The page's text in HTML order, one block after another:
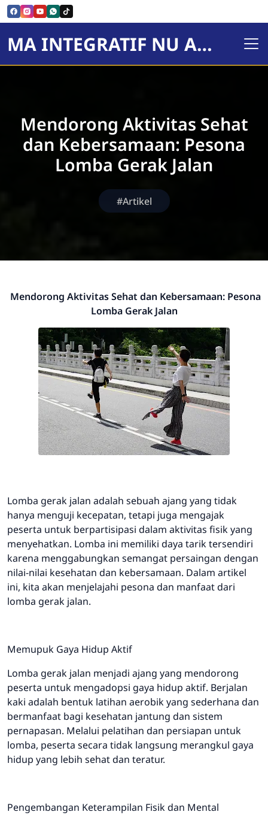
MA INTEGRATIF NU AL-HIKMAH
Mendorong Aktivitas Sehat
dan Kebersamaan: Pesona
Lomba Gerak Jalan
#Artikel
Mendorong Aktivitas Sehat dan Kebersamaan: Pesona
Lomba Gerak Jalan
Lomba gerak jalan adalah sebuah ajang yang tidak
hanya menguji kecepatan, tetapi juga mengajak
peserta untuk berpartisipasi dalam aktivitas fisik yang
menyehatkan. Lomba ini memiliki daya tarik tersendiri
karena menggabungkan semangat persaingan dengan
nilai-nilai kesehatan dan kebersamaan. Dalam artikel
ini, kita akan menjelajahi pesona dan manfaat dari
lomba gerak jalan.
Memupuk Gaya Hidup Aktif
Lomba gerak jalan menjadi ajang yang mendorong
peserta untuk mengadopsi gaya hidup aktif. Berjalan
kaki adalah bentuk latihan aerobik yang sederhana dan
bermanfaat bagi kesehatan jantung dan sistem
pernapasan. Melalui pelatihan dan persiapan untuk
lomba, peserta secara tidak langsung merangkul gaya
hidup yang lebih sehat dan teratur.
Pengembangan Keterampilan Fisik dan Mental